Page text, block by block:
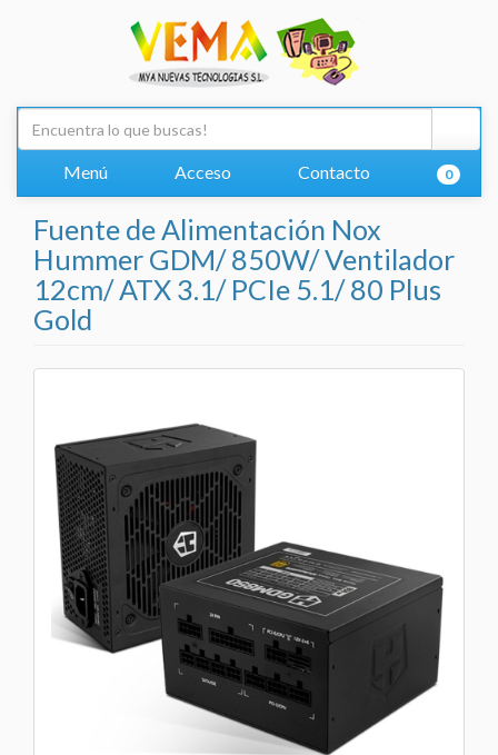
Menú Acceso Contacto 0
Fuente de Alimentación Nox
Hummer GDM/ 850W/ Ventilador
12cm/ ATX 3.1/ PCIe 5.1/ 80 Plus
Gold